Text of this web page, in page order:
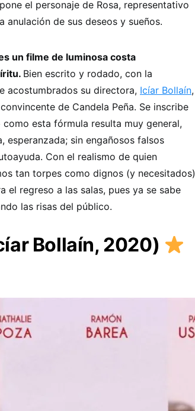
el personaje de Rosa, representativo
de sus deseos y sueños.
un filme de luminosa costa
Bien escrito y rodado, con la
acostumbrados su directora, Icíar Bollaín,
de Candela Peña. Se inscribe
esta fórmula resulta muy general,
esperanzada; sin engañosos falsos
Con el realismo de quien
tan torpes como dignos (y necesitados)
el regreso a las salas, pues ya se sabe
las risas del público.
Bollaín, 2020)